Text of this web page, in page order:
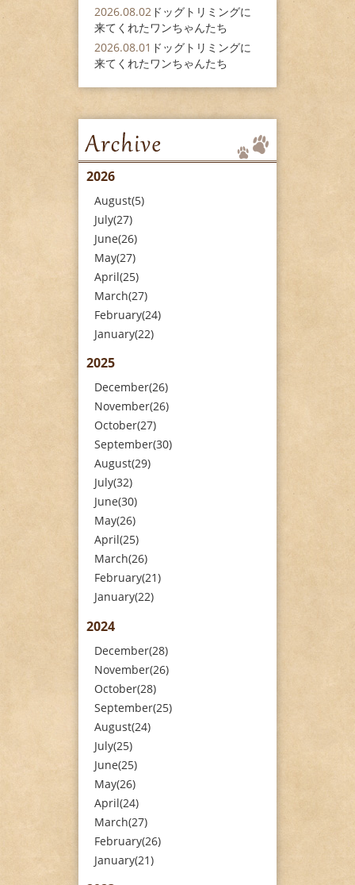
2026.08.02 ドッグトリミングに
来てくれたワンちゃんたち
2026.08.01 ドッグトリミングに
来てくれたワンちゃんたち
2026
August(5)
July(27)
June(26)
May(27)
April(25)
March(27)
February(24)
January(22)
2025
December(26)
November(26)
October(27)
September(30)
August(29)
July(32)
June(30)
May(26)
April(25)
March(26)
February(21)
January(22)
2024
December(28)
November(26)
October(28)
September(25)
August(24)
July(25)
June(25)
May(26)
April(24)
March(27)
February(26)
January(21)